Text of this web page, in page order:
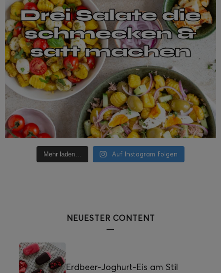
Mehr laden… Auf Instagram folgen
NEUESTER CONTENT
Erdbeer-Joghurt-Eis am Stil